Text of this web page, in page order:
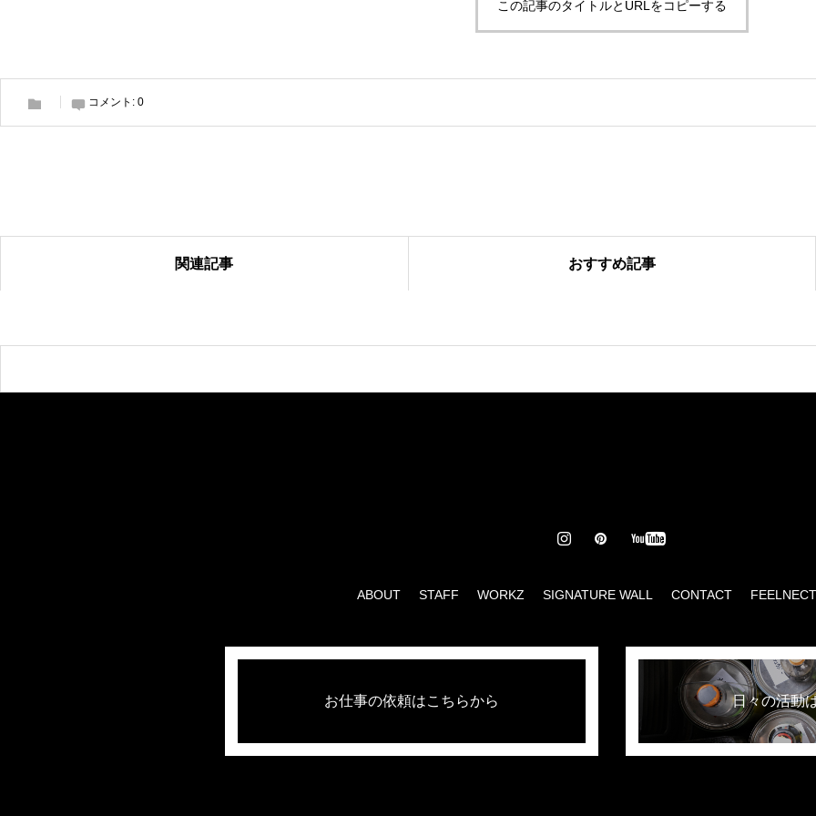
この記事のタイトルとURLをコピーする
コメント: 0
関連記事 おすすめ記事
ABOUT STAFF WORKZ SIGNATURE WALL CONTACT
お仕事の依頼はこちらから 日々の活動